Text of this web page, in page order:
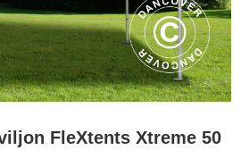
FleXtents Xtreme 50